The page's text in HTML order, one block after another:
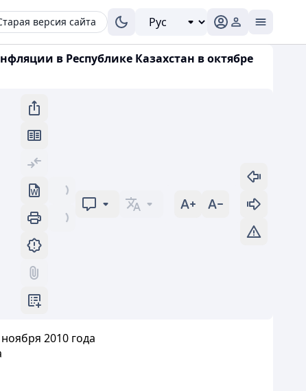
версия сайта
в Республике Казахстан в октябре
2010 года